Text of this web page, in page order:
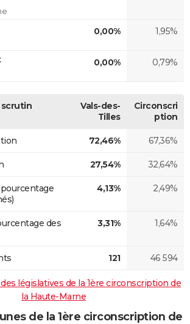
0,00% 1,95%
0,00% 0,79%
Vals-des-
Tilles
Circonscri
ption
72,46% 67,36%
27,54% 32,64%
4,13% 2,49%
des
3,31% 1,64%
121 46 594
législatives de la 1ère circonscription de
la Haute-Marne
de la 1ère circonscription de